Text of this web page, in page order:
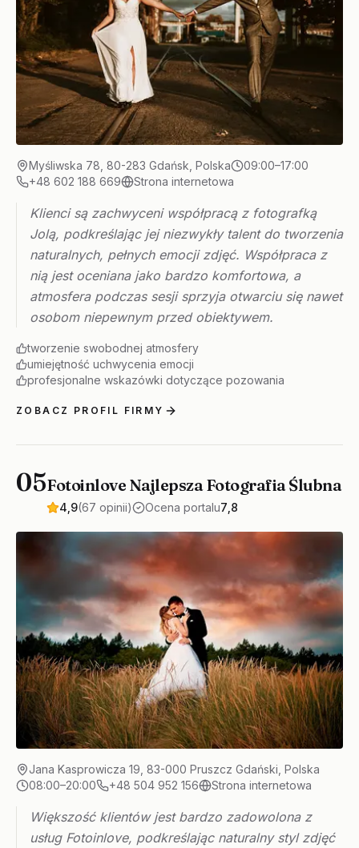
Myśliwska 78, 80-283 Gdańsk, Polska
09:00–17:00
+48 602 188 669
Strona internetowa
Klienci są zachwyceni współpracą z fotografką
Jolą, podkreślając jej niezwykły talent do tworzenia
naturalnych, pełnych emocji zdjęć. Współpraca z
nią jest oceniana jako bardzo komfortowa, a
atmosfera podczas sesji sprzyja otwarciu się nawet
osobom niepewnym przed obiektywem.
tworzenie swobodnej atmosfery
umiejętność uchwycenia emocji
profesjonalne wskazówki dotyczące pozowania
ZOBACZ PROFIL FIRMY
05Fotoinlove Najlepsza Fotografia Ślubna
4,9(67 opinii) Ocena portalu7,8
Jana Kasprowicza 19, 83-000 Pruszcz Gdański, Polska
08:00–20:00
+48 504 952 156 Strona internetowa
Większość klientów jest bardzo zadowolona z
usług Fotoinlove, podkreślając naturalny styl zdjęć